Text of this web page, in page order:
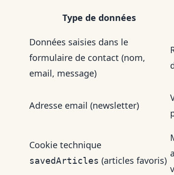
Type de données
Données saisies dans le
formulaire de contact (nom,
email, message)
Adresse email (newsletter)
Cookie technique
savedArticles (articles favoris)